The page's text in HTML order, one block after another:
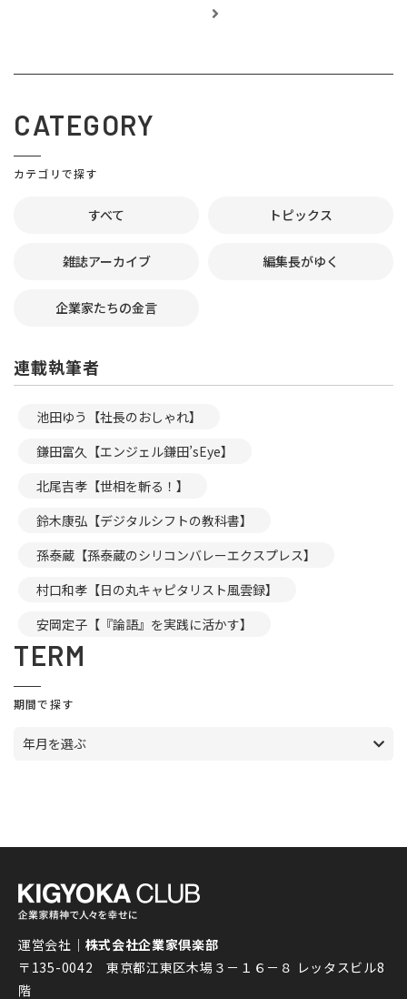
CATEGORY
カテゴリで探す
すべて トピックス
雑誌アーカイブ 編集長がゆく
企業家たちの金言
連載執筆者
池田ゆう【社長のおしゃれ】
鎌田富久【エンジェル鎌田’sEye】
北尾吉孝【世相を斬る！】
鈴木康弘【デジタルシフトの教科書】
孫泰蔵【孫泰蔵のシリコンバレーエクスプレス】
村口和孝【日の丸キャピタリスト風雲録】
安岡定子【『論語』を実践に活かす】
TERM
期間で探す
年月を選ぶ
運営会社｜ 株式会社企業家倶楽部
〒135-0042 東京都江東区木場３－１６－８ レッタスビル8
階